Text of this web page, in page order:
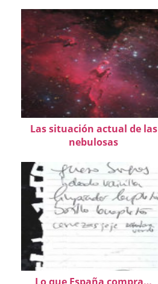
Las situación actual de las
nebulosas